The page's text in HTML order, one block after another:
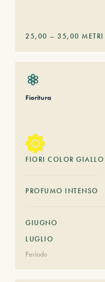
25,00 – 35,00 METRI
Fioritura
FIORI COLOR GIALLO
PROFUMO INTENSO
GIUGNO
LUGLIO
Periodo